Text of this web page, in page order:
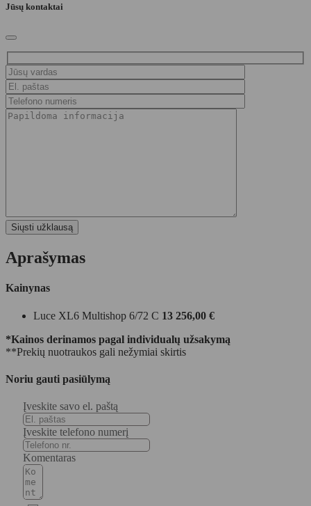
Jūsų kontaktai
Aprašymas
Kainynas
Luce XL6 Multishop 6/72 C 13 256,00 €
*Kainos derinamos pagal individualų užsakymą
**Prekių nuotraukos gali nežymiai skirtis
Noriu gauti pasiūlymą
Įveskite savo el. paštą
Įveskite telefono numerį
Komentaras